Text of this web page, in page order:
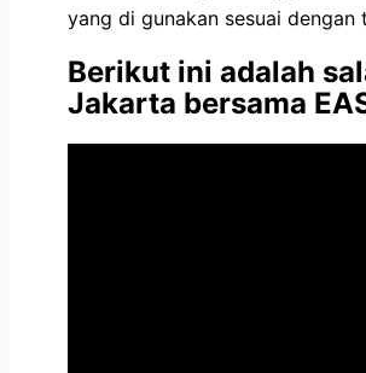
yang di gunakan sesuai dengan
Berikut ini adalah
Jakarta bersama